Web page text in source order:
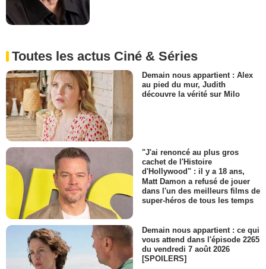
Toutes les actus Ciné & Séries
Demain nous appartient : Alex
au pied du mur, Judith
découvre la vérité sur Milo
"J'ai renoncé au plus gros
cachet de l'Histoire
d'Hollywood" : il y a 18 ans,
Matt Damon a refusé de jouer
dans l'un des meilleurs films de
super-héros de tous les temps
Demain nous appartient : ce qui
vous attend dans l'épisode 2265
du vendredi 7 août 2026
[SPOILERS]